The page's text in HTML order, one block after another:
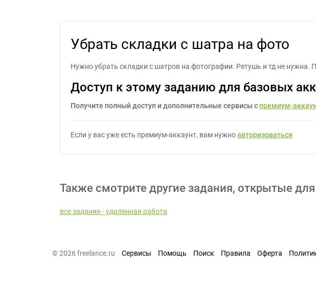
Убрать складки с шатра на фото
Нужно убрать складки с шатров на фотографии. Ретушь и тд не нужна.
Доступ к этому заданию для базовых
Получите полный доступ и дополнительные сервисы с премиум-
Если у вас уже есть премиум-аккаунт, вам нужноавторизоваться
Также смотрите другие задания, открытые
все задания - удаленная работа
© 2026 freelance.ru Сервисы Помощь Поиск Правила Оферта